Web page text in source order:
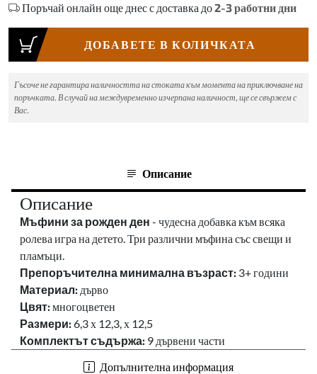
Поръчай онлайн още днес с доставка до2-3работни дни
ДОБАВЕТЕ В КОЛИЧКАТА
Гъсоче не гарантира наличността на стоката към момента на приключване на
поръчката. В случай на междувременно изчерпана наличност, ще се свържем с
Вас.
Описание
Описание
Мъфини за рожден ден - чудесна добавка към всяка
ролева игра на детето.Три различни мъфина със свещи и
пламъци.
Препоръчителна минимална възраст: 3+ години
Материал: дърво
Цвят: многоцветен
Размери: 6,3 х 12,3, х 12,5
Комплектът съдържа: 9 дървени части
Допълнителна информация